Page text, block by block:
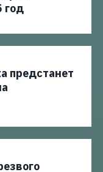
год
предстанет